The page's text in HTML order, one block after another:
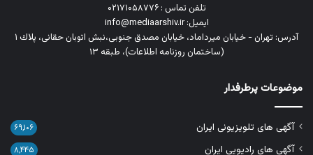
تلفن تماس : ۰۲۱۷۱۰۵۸۷۷۶
ایمیل: info@mediaarshiv.ir
آدرس: تهران - خیابان میرداماد، خیابان مصدق جنوبی،نبش اتوبان حقانی، پلاك ١
(ساختمان روزنامه اطلاعات)، طبقه ۱۳
موضوعات پرطرفدار
آگهی های تلویزیونی ایران ۶۹,۱۰۶
آگهی های رادیویی ایران ۸,۴۴۵